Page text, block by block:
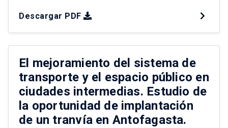
2012, liderado por el dinamismo de la industria
acuícola salmonera. En este período, esta
industria nace, se consolida y se globaliza,
provocando cambios en la estructura laboral,
social y territorial del […]
Descargar PDF
El mejoramiento del sistema de
transporte y el espacio público en
ciudades intermedias. Estudio de
la oportunidad de implantación
de un tranvía en Antofagasta.